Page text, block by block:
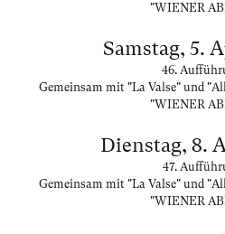
"WIENER
Samstag, 5.
46.
Gemeinsam mit "La Valse" und
"WIENER
Dienstag, 8.
47.
Gemeinsam mit "La Valse" und
"WIENER